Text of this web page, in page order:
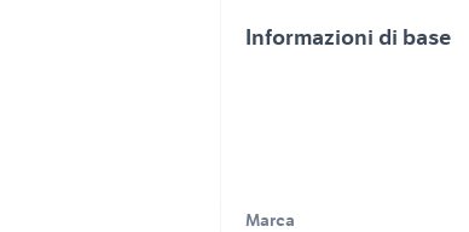
Informazioni di base
Marca